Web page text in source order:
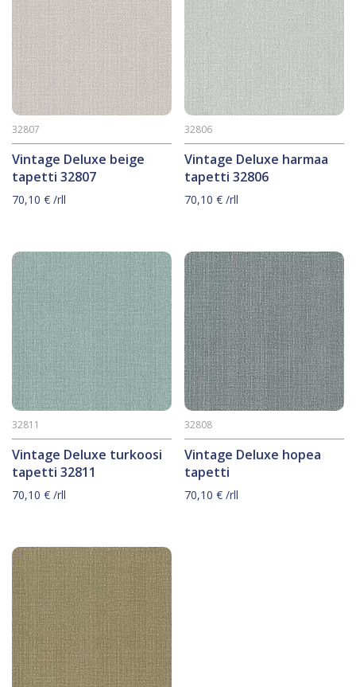
Vintage Deluxe beige
tapetti 32807
32807
70,10 € /rll
Vintage Deluxe harmaa
tapetti 32806
32806
70,10€ /rll
Vintage Deluxe turkoosi
tapetti 32811
32811
70,10 € /rll
Vintage Deluxe hopea
tapetti
32808
70,10€ /rll